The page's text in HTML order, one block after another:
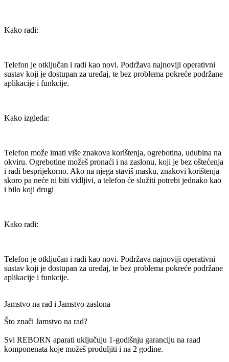
Kako radi:
Telefon je otključan i radi kao novi. Podržava najnoviji operativni
sustav koji je dostupan za uređaj, te bez problema pokreće podržane
aplikacije i funkcije.
Kako izgleda:
Telefon može imati više znakova korištenja, ogrebotina, udubina na
okviru. Ogrebotine možeš pronaći i na zaslonu, koji je bez oštećenja
i radi besprijekorno. Ako na njega staviš masku, znakovi korištenja
skoro pa neće ni biti vidljivi, a telefon će služiti potrebi jednako kao
i bilo koji drugi
Kako radi:
Telefon je otključan i radi kao novi. Podržava najnoviji operativni
sustav koji je dostupan za uređaj, te bez problema pokreće podržane
aplikacije i funkcije.
Jamstvo na rad i Jamstvo zaslona
Što znači Jamstvo na rad?
Svi REBORN aparati uključuju 1-godišnju garanciju na raad
komponenata koje možeš produljiti i na 2 godine.